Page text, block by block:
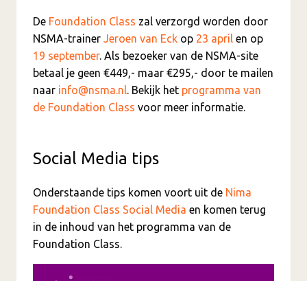
De Foundation Class zal verzorgd worden door
NSMA-trainer Jeroen van Eck op 23 april en op
19 september. Als bezoeker van de NSMA-site
betaal je geen €449,- maar €295,- door te mailen
naar info@nsma.nl. Bekijk het programma van
de Foundation Class voor meer informatie.
Social Media tips
Onderstaande tips komen voort uit de Nima
Foundation Class Social Media en komen terug
in de inhoud van het programma van de
Foundation Class.